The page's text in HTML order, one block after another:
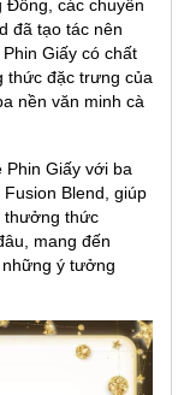
Đông, các chuyên
đã tạo tác nên
Giấy có chất
thức đặc trưng của
nền văn minh cà
Phin Giấy với ba
Blend, giúp
thưởng thức
mang đến
ý tưởng